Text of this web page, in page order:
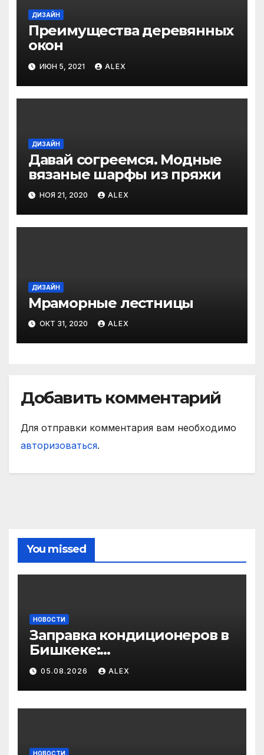
ДИЗАЙН
Преимущества деревянных
окон
ИЮН 5, 2021 ALEX
ДИЗАЙН
Давай согреемся. Модные
вязаные шарфы из пряжи
НОЯ 21, 2020 ALEX
ДИЗАЙН
Мраморные лестницы
ОКТ 31, 2020 ALEX
Добавить комментарий
Для отправки комментария вам необходимо
авторизоваться.
You missed
НОВОСТИ
Заправка кондиционеров в
Бишкеке:
профессиональные услуги
для дома и авто
05.08.2026 ALEX
НОВОСТИ